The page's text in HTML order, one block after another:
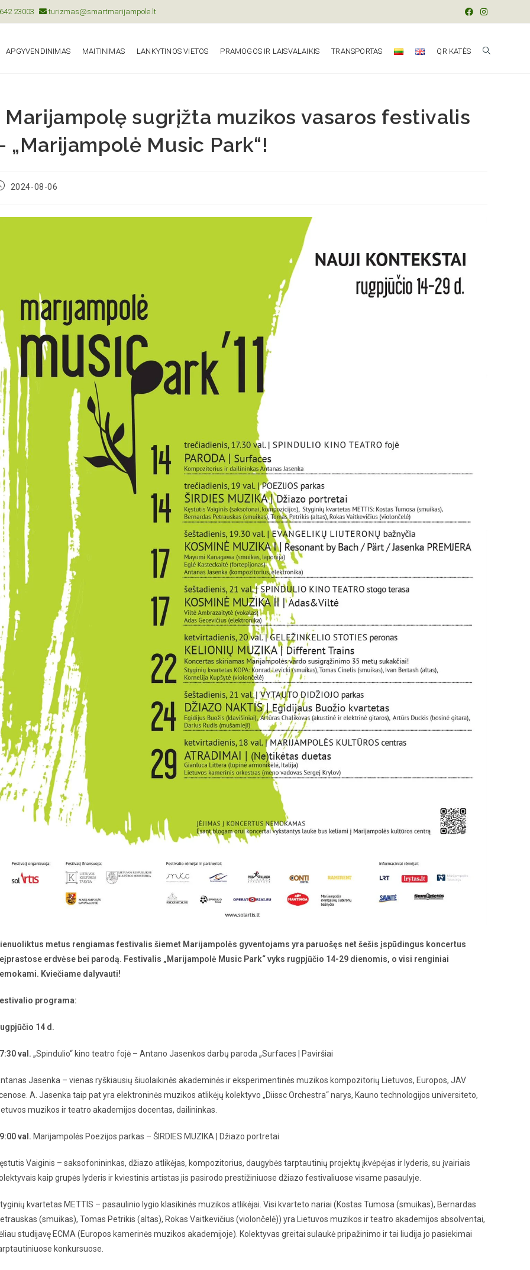
23003 turizmas@smartmarijampole.lt
APGYVENDINIMAS MAITINIMAS LANKYTINOS VIETOS PRAMOGOS IR LAISVALAIKIS TRANSPORTAS QR KATĖS
Marijampolę sugrįžta muzikos vasaros festivalis
„Marijampolė Music Park“!
2024-08-06
metus rengiamas festivalis šiemet Marijampolės gyventojams yra paruošęs net šešis įspūdingus koncertus
erdvėse bei parodą. Festivalis „Marijampolė Music Park“ vyks rugpjūčio 14-29 dienomis, o visi renginiai
Kviečiame dalyvauti!
programa:
14 d.
val. „Spindulio“ kino teatro fojė – Antano Jasenkos darbų paroda „Surfaces | Paviršiai
Jasenka – vienas ryškiausių šiuolaikinės akademinės ir eksperimentinės muzikos kompozitorių Lietuvos, Europos, JAV
A. Jasenka taip pat yra elektroninės muzikos atlikėjų kolektyvo „Diissc Orchestra“ narys, Kauno technologijos universiteto,
muzikos ir teatro akademijos docentas, dailininkas.
val. Marijampolės Poezijos parkas – ŠIRDIES MUZIKA | Džiazo portretai
Vaiginis – saksofonininkas, džiazo atlikėjas, kompozitorius, daugybės tarptautinių projektų įkvėpėjas ir lyderis, su įvairiais
kaip grupės lyderis ir kviestinis artistas jis pasirodo prestižiniuose džiazo festivaliuose visame pasaulyje.
kvartetas METTIS – pasaulinio lygio klasikinės muzikos atlikėjai. Visi kvarteto nariai (Kostas Tumosa (smuikas), Bernardas
(smuikas), Tomas Petrikis (altas), Rokas Vaitkevičius (violončelė)) yra Lietuvos muzikos ir teatro akademijos absolventai,
studijavę ECMA (Europos kamerinės muzikos akademijoje). Kolektyvas greitai sulaukė pripažinimo ir tai liudija jo pasiekimai
konkursuose.